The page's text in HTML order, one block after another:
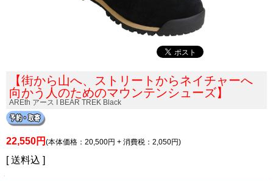
【街から山へ、ストリートからネイチャーへ
向かう人のためのマウンテンシューズ】
AREth アース I BEAR TREK Black
22,550円 (本体価格：20,500円 + 消費税：2,050円)
[ 送料込 ]